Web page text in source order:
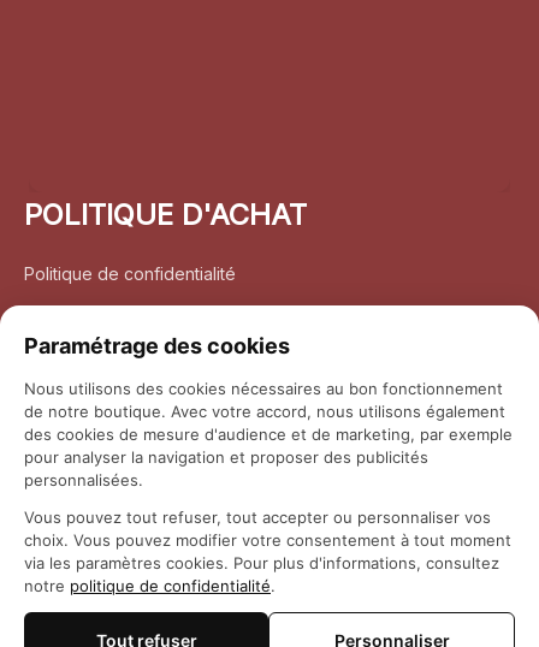
POLITIQUE D'ACHAT
Politique de confidentialité
Politique de retour et remboursement
Coordonnées
Questions fréquemment posées
Paramétrage des cookies
Nous utilisons des cookies nécessaires au bon fonctionnement
de notre boutique. Avec votre accord, nous utilisons également
des cookies de mesure d'audience et de marketing, par exemple
pour analyser la navigation et proposer des publicités
personnalisées.
Vous pouvez tout refuser, tout accepter ou personnaliser vos
choix. Vous pouvez modifier votre consentement à tout moment
via les paramètres cookies. Pour plus d'informations, consultez
notre politique de confidentialité.
Tout refuser Personnaliser